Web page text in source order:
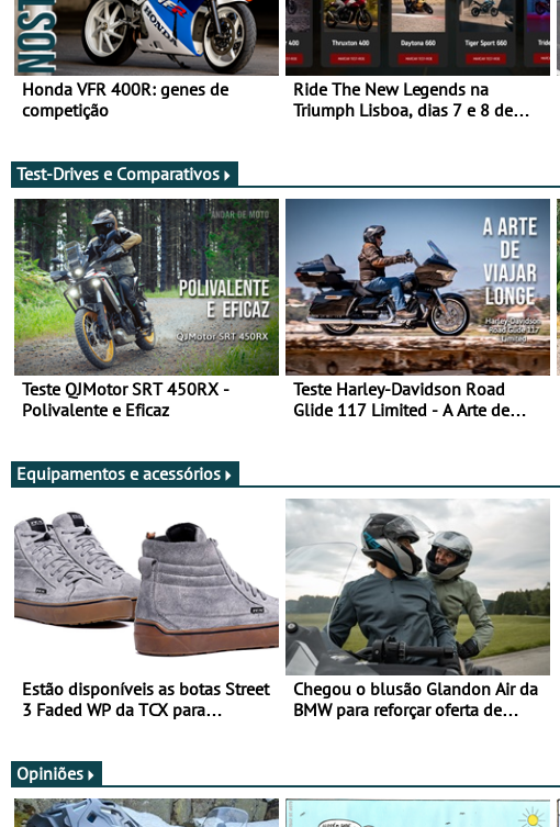
Honda VFR 400R: genes de
competição
Ride The New Legends na
Triumph Lisboa, dias 7 e 8 de
Test-Drives e Comparativos
Teste QJMotor SRT 450RX -
Polivalente e Eficaz
Teste Harley-Davidson Road
Glide 117 Limited - A Arte de
Equipamentos e acessórios
Estão disponíveis as botas Street
3 Faded WP da TCX para
Chegou o blusão Glandon Air da
BMW para reforçar oferta de
Opiniões